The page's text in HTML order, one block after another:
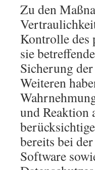
Zu den
Kontrolle des
sie
Sicherung
Weiteren
und Reaktion
bereits bei
Software